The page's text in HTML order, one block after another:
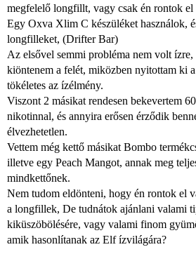
megfelelő longfillt, vagy csak én rontok el
Egy Oxva Xlim C készüléket használok,
longfilleket, (Drifter Bar)
Az elsővel semmi probléma nem volt
kiöntenem a felét, miközben nyitottam ki
tökéletes az ízélmény.
Viszont 2 másikat rendesen bekevertem
nikotinnal, és annyira erősen érződik
élvezhetetlen.
Vettem még kettő másikat Bombo
illetve egy Peach Mangot, annak meg
mindkettőnek.
Nem tudom eldönteni, hogy én rontok el
a longfillek, De tudnátok ajánlani valami
kiküszöbölésére, vagy valami finom
amik hasonlítanak az Elf ízvilágára?